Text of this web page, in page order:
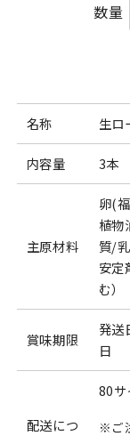
数量
名称 生ロ
内容量 3本
主原材料
卵(
植物
質/
安定
む）
賞味期限
発送
日
配送につ
80
※ご